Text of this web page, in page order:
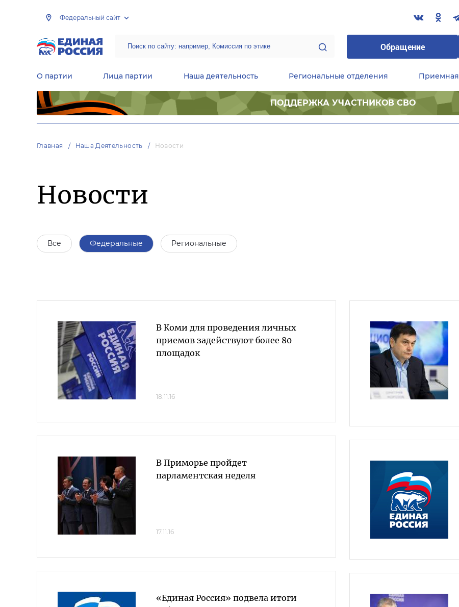
Федеральный сайт
Обращение
О партии Лица партии Наша деятельность Региональные отделения Приемная
ПОДДЕРЖКА УЧАСТНИКОВ СВО
Главная Наша Деятельность Новости
Новости
Все Федеральные Региональные
В Коми для проведения личных
приемов задействуют более 80
площадок
18.11.16
В Приморье пройдет
парламентская неделя
17.11.16
«Единая Россия» подвела итоги